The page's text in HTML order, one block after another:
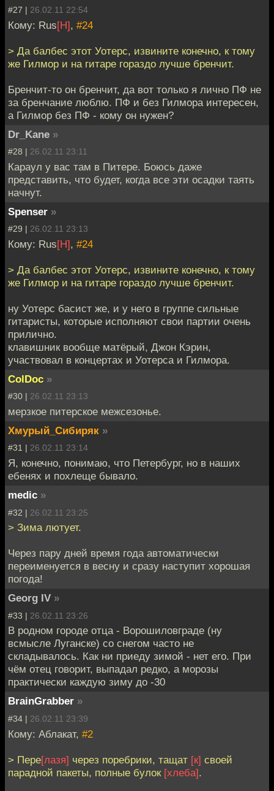
#27 | 26.02.11 22:54
Кому: Rus[H], #24
> Да балбес этот Уотерс, извините конечно, к тому
же Гилмор и на гитаре гораздо лучше бренчит.
Бренчит-то он бренчит, да вот только я лично ПФ не
за бренчание люблю. ПФ и без Гилмора интересен,
а Гилмор без ПФ - кому он нужен?
Dr_Kane »
#28 | 26.02.11 23:11
Караул у вас там в Питере. Боюсь даже
представить, что будет, когда все эти осадки таять
начнут.
Spenser »
#29 | 26.02.11 23:13
Кому: Rus[H], #24
> Да балбес этот Уотерс, извините конечно, к тому
же Гилмор и на гитаре гораздо лучше бренчит.
ну Уотерс басист же, и у него в группе сильные
гитаристы, которые исполняют свои партии очень
прилично.
клавишник вообще матёрый, Джон Кэрин,
участвовал в концертах и Уотерса и Гилмора.
ColDoc »
#30 | 26.02.11 23:13
мерзкое питерское межсезонье.
Хмурый_Сибиряк »
#31 | 26.02.11 23:14
Я, конечно, понимаю, что Петербург, но в наших
ебенях и похлеще бывало.
medic »
#32 | 26.02.11 23:25
> Зима лютует.
Через пару дней время года автоматически
переименуется в весну и сразу наступит хорошая
погода!
Georg IV »
#33 | 26.02.11 23:26
В родном городе отца - Ворошиловграде (ну
всмысле Луганске) со снегом часто не
складывалось. Как ни приеду зимой - нет его. При
чём отец говорит, выпадал редко, а морозы
практически каждую зиму до -30
BrainGrabber »
#34 | 26.02.11 23:39
Кому: Аблакат, #2
> Пере[лазя] через поребрики, тащат [к] своей
парадной пакеты, полные булок [хлеба].